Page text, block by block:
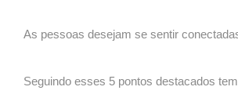
As pessoas desejam se sentir
Seguindo esses 5 pontos destacados